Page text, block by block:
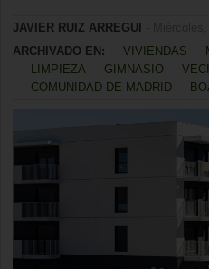
JAVIER RUIZ ARREGUI
ARCHIVADO EN:
VIVIENDAS
LIMPIEZA
GIMNASIO
COMUNIDAD DE MADRID